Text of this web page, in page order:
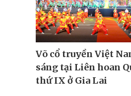
Võ cổ truyền Việt
sáng tại Liên hoan
thứ IX ở Gia Lai